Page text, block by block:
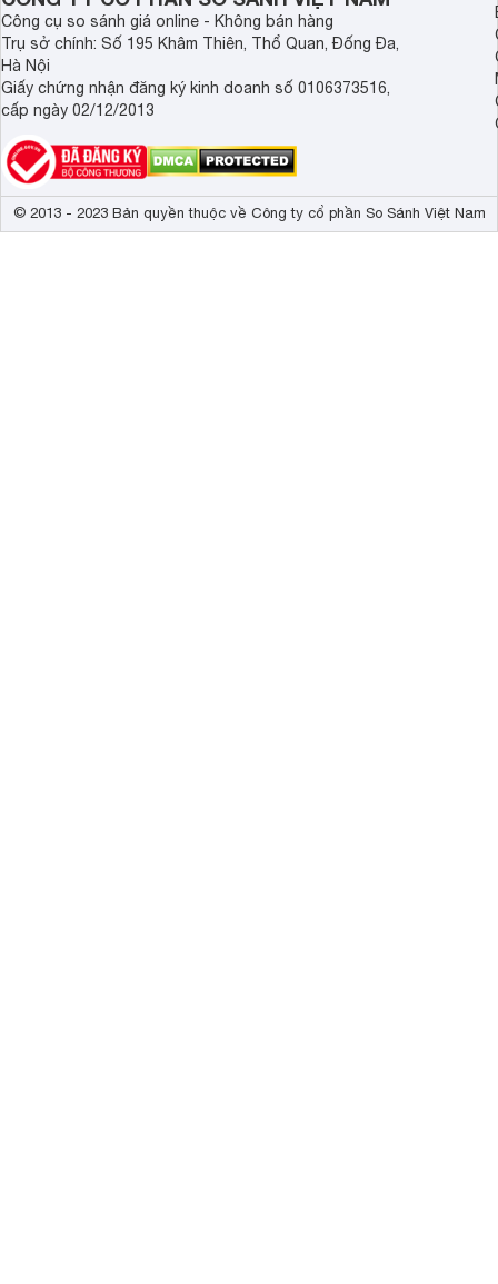
Công cụ so sánh giá online - Không bán hàng
Trụ sở chính: Số 195 Khâm Thiên, Thổ Quan, Đống Đa,
Hà Nội
Giấy chứng nhận đăng ký kinh doanh số 0106373516,
cấp ngày 02/12/2013
© 2013 - 2023 Bản quyền thuộc về Công ty cổ phần So Sánh Việt Nam